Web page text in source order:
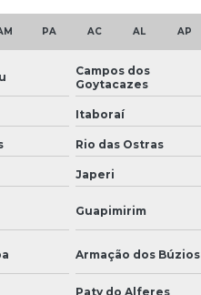
PA AC AL AP
Campos dos
Goytacazes
Itaboraí
Rio das Ostras
Japeri
Guapimirim
Armação dos Búzios
Paty do Alferes